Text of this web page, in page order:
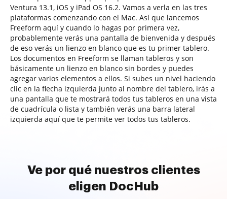
Ventura 13.1, iOS y iPad OS 16.2. Vamos a verla en las tres
plataformas comenzando con el Mac. Así que lancemos
Freeform aquí y cuando lo hagas por primera vez,
probablemente verás una pantalla de bienvenida y después
de eso verás un lienzo en blanco que es tu primer tablero.
Los documentos en Freeform se llaman tableros y son
básicamente un lienzo en blanco sin bordes y puedes
agregar varios elementos a ellos. Si subes un nivel haciendo
clic en la flecha izquierda junto al nombre del tablero, irás a
una pantalla que te mostrará todos tus tableros en una vista
de cuadrícula o lista y también verás una barra lateral
izquierda aquí que te permite ver todos tus tableros.
Ve por qué nuestros clientes
eligen DocHub